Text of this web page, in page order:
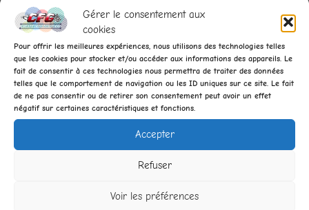
Gérer le consentement aux
cookies
Pour offrir les meilleures expériences, nous utilisons des technologies telles
que les cookies pour stocker et/ou accéder aux informations des appareils. Le
fait de consentir à ces technologies nous permettra de traiter des données
telles que le comportement de navigation ou les ID uniques sur ce site. Le fait
de ne pas consentir ou de retirer son consentement peut avoir un effet
négatif sur certaines caractéristiques et fonctions.
Accepter
Refuser
Voir les préférences
client contact@cfg.re. Cfg.re met en oeuvre tous les
moyens nécessaires pour assurer la confidentialité et la
sécurité des données bancaires transmises sur le site. Les
informations de paiement sont transmises selon les
standards de sécurité les plus élevés. Toutes les
informations échangées pour traiter le paiement sont
cryptées grâce au protocole SSL. Le site est doté d’un
système de sécurisation des paiements en ligne
permettant de crypter les données bancaires. La
notre partenaire : STRIPE. Ces données ne peuvent être ni
détectées, ni interceptées, ni utilisées par des tiers. A aucun
moment les données financières du client ne transitent sur